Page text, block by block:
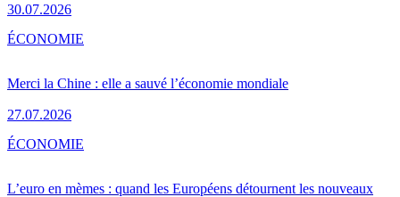
30.07.2026
Merci la Chine : elle a sauvé l’économie mondiale
27.07.2026
ÉCONOMIE
L’euro en mèmes : quand les Européens détournent les nouveaux
ÉCONOMIE